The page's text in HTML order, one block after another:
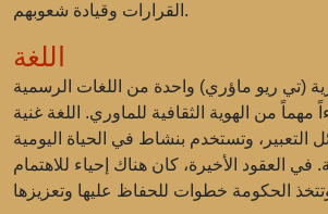
القرارات وقيادة شعوبهم.
اللغة
(تي ريو ماؤري) واحدة من اللغات الرسمية
مهماً من الهوية الثقافية للماوري. اللغة غنية
التعبير، وتستخدم بنشاط في الحياة اليومية
في العقود الأخيرة، كان هناك إحياء للاهتمام